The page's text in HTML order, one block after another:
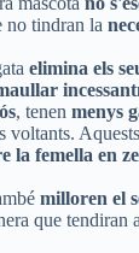
no tindran la
elimina els
, tenen menys
voltants. Aquests
la femella en
milloren el
que tendiran a